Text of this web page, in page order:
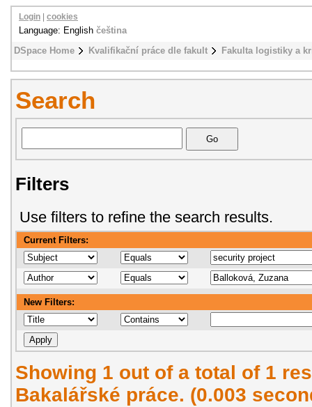
DSpace Home Kvalifikační práce dle fakult Fakulta logistiky a
Login cookies
Language: English čeština
Search
Filters
Use filters to refine the search results.
Current Filters:
New Filters:
Showing 1 out of a total of 1
Bakalářské práce. (0.003